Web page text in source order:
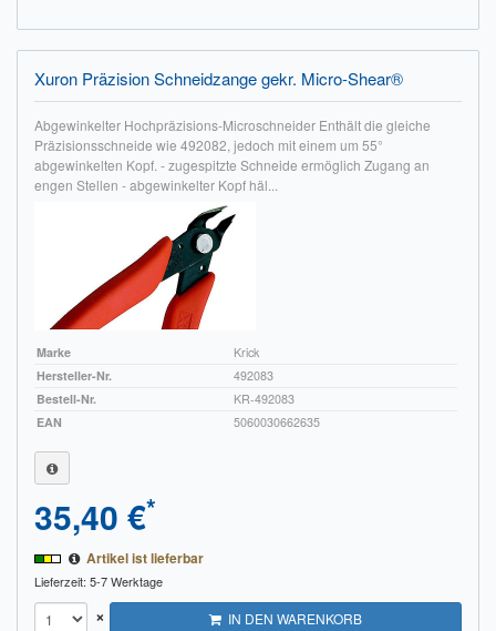
Xuron Präzision Schneidzange gekr. Micro-Shear®
Abgewinkelter Hochpräzisions-Microschneider Enthält die gleiche
Präzisionsschneide wie 492082, jedoch mit einem um 55°
abgewinkelten Kopf. - zugespitzte Schneide ermöglich Zugang an
engen Stellen - abgewinkelter Kopf häl...
Marke
Krick
Hersteller-Nr.
492083
Bestell-Nr.
KR-492083
EAN
5060030662635
35,40 €*
Artikel ist lieferbar
Lieferzeit: 5-7 Werktage
× IN DEN WARENKORB